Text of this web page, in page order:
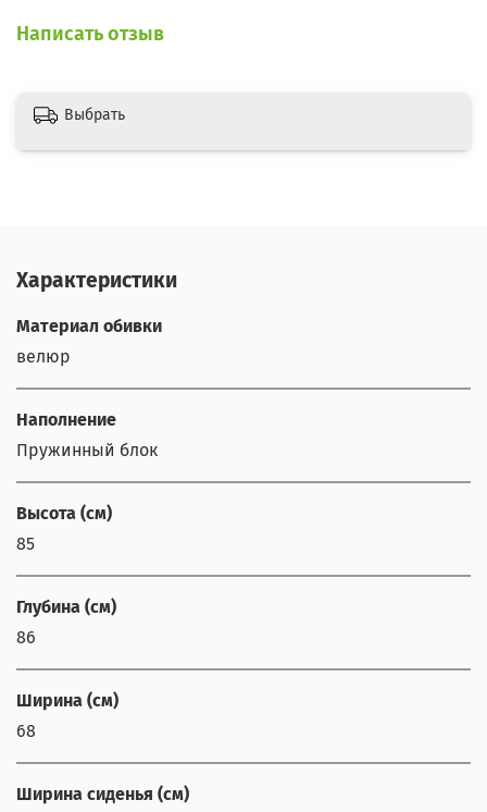
Написать отзыв
Выбрать
Характеристики
Материал обивки
велюр
Наполнение
Пружинный блок
Высота (см)
85
Глубина (см)
86
Ширина (см)
68
Ширина сиденья (см)